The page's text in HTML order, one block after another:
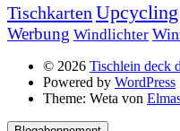
Tischkarten Upcycling
Werbung Windlichter
© 2026 Tischlein deck
Powered by WordPress
Theme: Weta von